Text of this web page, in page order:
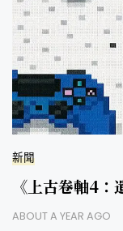
新聞
《上古卷軸4：
ABOUT A YEAR AGO